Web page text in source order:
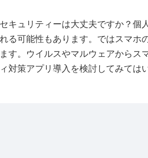
キュリティーは大丈夫ですか？
る可能性もあります。ではスマ
す。ウイルスやマルウェアから
策アプリ導入を検討してみては